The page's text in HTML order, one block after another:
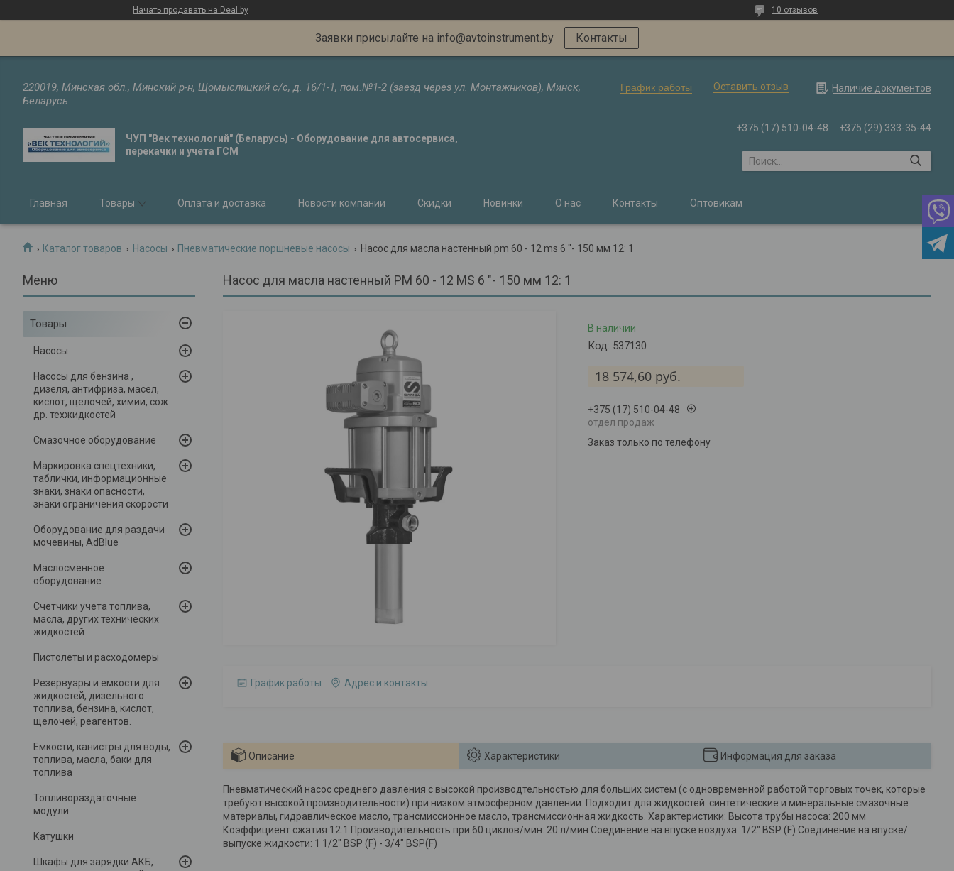
Начать продавать на Deal.by 10 отзывов
Заявки присылайте на info@avtoinstrument.by Контакты
220019, Минская обл., Минский р-н, Щомыслицкий с/с, д. 16/1-1, пом.№1-2 (заезд через ул. Монтажников), Минск,
Беларусь
График работы Оставить отзыв Наличие документов
ЧУП "Век технологий" (Беларусь) - Оборудование для автосервиса,
перекачки и учета ГСМ
+375 (17) 510-04-48 +375 (29) 333-35-44
Главная Товары Оплата и доставка Новости компании Скидки Новинки О нас Контакты Оптовикам
Каталог товаров Насосы Пневматические поршневые насосы Насос для масла настенный pm 60 - 12 ms 6 "- 150 мм 12: 1
Товары
Насосы
Насосы для бензина ,
дизеля, антифриза, масел,
кислот, щелочей, химии, сож
др. техжидкостей
Смазочное оборудование
Маркировка спецтехники,
таблички, информационные
знаки, знаки опасности,
знаки ограничения скорости
Оборудование для раздачи
мочевины, AdBlue
Маслосменное
оборудование
Счетчики учета топлива,
масла, других технических
жидкостей
Пистолеты и расходомеры
Резервуары и емкости для
жидкостей, дизельного
топлива, бензина, кислот,
щелочей, реагентов.
Емкости, канистры для воды,
топлива, масла, баки для
топлива
Топливораздаточные
модули
Катушки
Шкафы для зарядки АКБ,
Насос для масла настенный PM 60 - 12 MS 6 "- 150 мм 12: 1
В наличии
Код: 537130
18 574,60 руб.
+375 (17) 510-04-48
отдел продаж
Заказ только по телефону
График работы Адрес и контакты
Описание Характеристики Информация для заказа
Пневматический насос среднего давления с высокой производтельностью для больших систем (с одновременной работой торговых точек, которые
требуют высокой производительности) при низком атмосферном давлении. Подходит для жидкостей: синтетические и минеральные смазочные
материалы, гидравлическое масло, трансмиссионное масло, трансмиссионная жидкость. Характеристики: Высота трубы насоса: 200 мм
Коэффициент сжатия 12:1 Производительность при 60 циклов/мин: 20 л/мин Соединение на впуске воздуха: 1/2" BSP (F) Соединение на впуске/
выпуске жидкости: 1 1/2" BSP (F) - 3/4" BSP(F)